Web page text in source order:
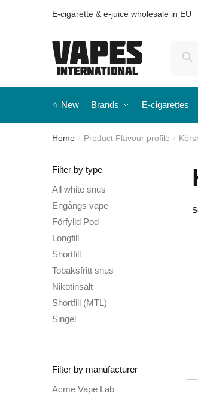
E-cigarette & e-juice wholesale in EU
⭐️ New Brands E-cigarettes
Home / Product Flavour profile /
Filter by type
All white snus
Engångs vape
Förfylld Pod
Longfill
Shortfill
Tobaksfritt snus
Nikotinsalt
Shortfill (MTL)
Singel
Filter by manufacturer
Acme Vape Lab